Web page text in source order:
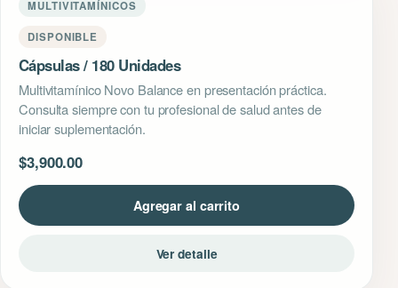
MULTIVITAMÍNICOS
DISPONIBLE
Cápsulas / 180 Unidades
Multivitamínico Novo Balance en presentación práctica.
Consulta siempre con tu profesional de salud antes de
iniciar suplementación.
$3,900.00
Agregar al carrito
Ver detalle